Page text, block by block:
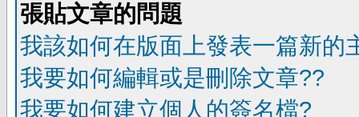
張貼文章的問題
我該如何在版面上發表一篇新的
我要如何編輯或是刪除文章??
我要如何建立個人的簽名檔?